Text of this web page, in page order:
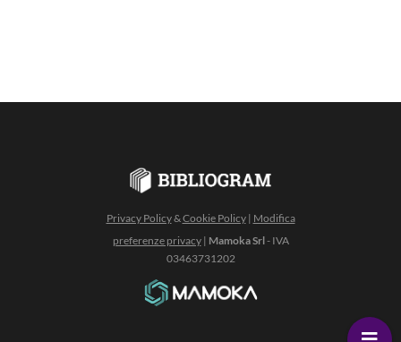
Privacy Policy&Cookie Policy| Modifica
preferenze privacy| Mamoka Srl- IVA
03463731202